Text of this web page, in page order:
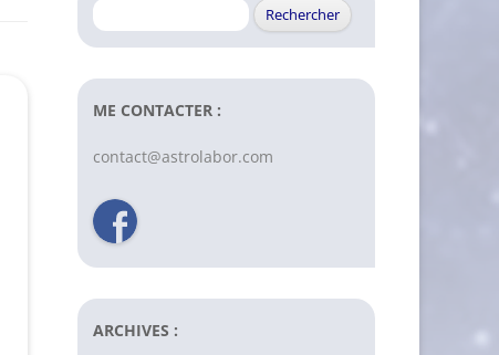
Rechercher :
ME CONTACTER :
contact@astrolabor.com
ARCHIVES :